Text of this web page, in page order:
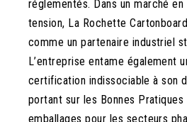
réglementés. Dans un marché
tension, La Rochette
comme un partenaire industriel
L’entreprise entame également
certification indissociable à son
portant sur les Bonnes Pratiques
emballages pour les secteurs